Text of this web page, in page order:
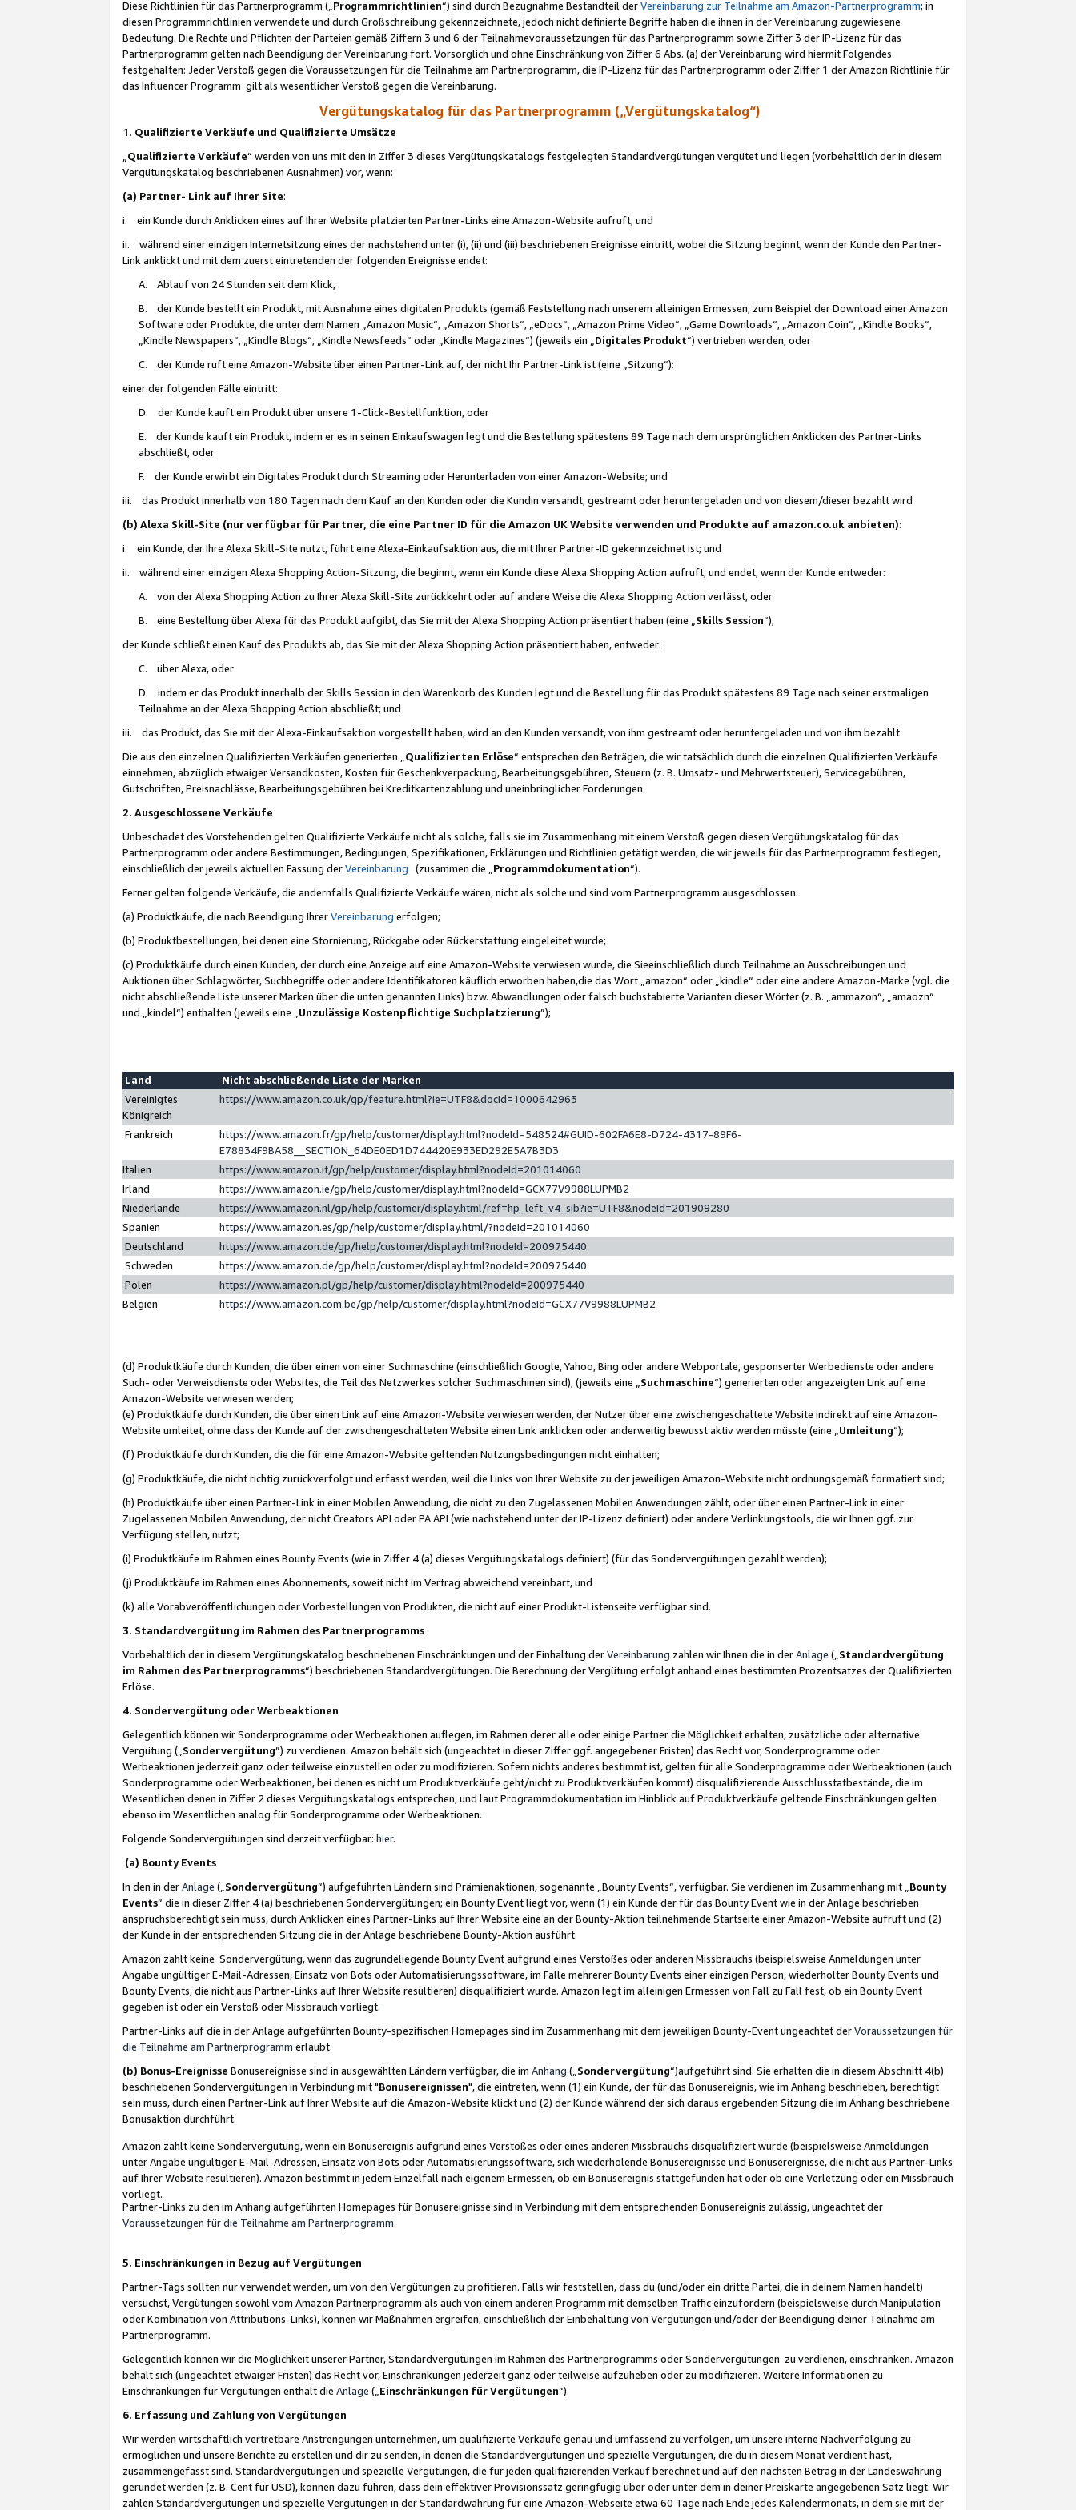
Diese Richtlinien für das Partnerprogramm („Programmrichtlinien“) sind durch Bezugnahme Bestandteil derVereinbarung zur Teilnahme am Amazon-Partnerprogramm; in
diesen Programmrichtlinien verwendete und durch Großschreibung gekennzeichnete, jedoch nicht definierte Begriffe haben die ihnen in der Vereinbarung zugewiesene
Bedeutung. Die Rechte und Pflichten der Parteien gemäß Ziffern 3 und 6 der Teilnahmevoraussetzungen für das Partnerprogramm sowie Ziffer 3 der IP-Lizenz für das
Partnerprogramm gelten nach Beendigung der Vereinbarung fort. Vorsorglich und ohne Einschränkung von Ziffer 6 Abs. (a) der Vereinbarung wird hiermit Folgendes
festgehalten: Jeder Verstoß gegen die Voraussetzungen für die Teilnahme am Partnerprogramm, die IP-Lizenz für das Partnerprogramm oder Ziffer 1 der Amazon Richtlinie für
das Influencer Programm gilt als wesentlicher Verstoß gegen die Vereinbarung.
Vergütungskatalog für das Partnerprogramm („Vergütungskatalog“)
1. Qualifizierte Verkäufe und Qualifizierte Umsätze
Qualifizierte Verkäufe“ werden von uns mit den in Ziffer 3 dieses Vergütungskatalogs festgelegten Standardvergütungen vergütet und liegen (vorbehaltlich der in diesem
Vergütungskatalog beschriebenen Ausnahmen) vor, wenn:
(a) Partner- Link auf Ihrer Site:
i. ein Kunde durch Anklicken eines auf Ihrer Website platzierten Partner-Links eine Amazon-Website aufruft; und
ii. während einer einzigen Internetsitzung eines der nachstehend unter (i), (ii) und (iii) beschriebenen Ereignisse eintritt, wobei die Sitzung beginnt, wenn der Kunde den Partner-
Link anklickt und mit dem zuerst eintretenden der folgenden Ereignisse endet:
A. Ablauf von 24 Stunden seit dem Klick,
B. der Kunde bestellt ein Produkt, mit Ausnahme eines digitalen Produkts (gemäß Feststellung nach unserem alleinigen Ermessen, zum Beispiel der Download einer Amazon
Software oder Produkte, die unter dem Namen „Amazon Music“, „Amazon Shorts“, „eDocs“, „Amazon Prime Video“, „Game Downloads“, „Amazon Coin“, „Kindle Books“,
„Kindle Newspapers“, „Kindle Blogs“, „Kindle Newsfeeds“ oder „Kindle Magazines“) (jeweils ein „ Digitales Produkt“) vertrieben werden, oder
C. der Kunde ruft eine Amazon-Website über einen Partner-Link auf, der nicht Ihr Partner-Link ist (eine „Sitzung“):
einer der folgenden Fälle eintritt:
D. der Kunde kauft ein Produkt über unsere 1-Click-Bestellfunktion, oder
E. der Kunde kauft ein Produkt, indem er es in seinen Einkaufswagen legt und die Bestellung spätestens 89 Tage nach dem ursprünglichen Anklicken des Partner-Links
abschließt, oder
F. der Kunde erwirbt ein Digitales Produkt durch Streaming oder Herunterladen von einer Amazon-Website; und
iii. das Produkt innerhalb von 180 Tagen nach dem Kauf an den Kunden oder die Kundin versandt, gestreamt oder heruntergeladen und von diesem/dieser bezahlt wird
(b) Alexa Skill-Site (nur verfügbar für Partner, die eine Partner ID für die Amazon UK Website verwenden und Produkte auf amazon.co.uk anbieten):
i. ein Kunde, der Ihre Alexa Skill-Site nutzt, führt eine Alexa-Einkaufsaktion aus, die mit Ihrer Partner-ID gekennzeichnet ist; und
ii. während einer einzigen Alexa Shopping Action-Sitzung, die beginnt, wenn ein Kunde diese Alexa Shopping Action aufruft, und endet, wenn der Kunde entweder:
A. von der Alexa Shopping Action zu Ihrer Alexa Skill-Site zurückkehrt oder auf andere Weise die Alexa Shopping Action verlässt, oder
B. eine Bestellung über Alexa für das Produkt aufgibt, das Sie mit der Alexa Shopping Action präsentiert haben (eine „ Skills Session“),
der Kunde schließt einen Kauf des Produkts ab, das Sie mit der Alexa Shopping Action präsentiert haben, entweder:
C. über Alexa, oder
D. indem er das Produkt innerhalb der Skills Session in den Warenkorb des Kunden legt und die Bestellung für das Produkt spätestens 89 Tage nach seiner erstmaligen
Teilnahme an der Alexa Shopping Action abschließt; und
iii. das Produkt, das Sie mit der Alexa-Einkaufsaktion vorgestellt haben, wird an den Kunden versandt, von ihm gestreamt oder heruntergeladen und von ihm bezahlt.
Die aus den einzelnen Qualifizierten Verkäufen generierten „ Qualifizierten Erlöse“ entsprechen den Beträgen, die wir tatsächlich durch die einzelnen Qualifizierten Verkäufe
einnehmen, abzüglich etwaiger Versandkosten, Kosten für Geschenkverpackung, Bearbeitungsgebühren, Steuern (z. B. Umsatz- und Mehrwertsteuer), Servicegebühren,
Gutschriften, Preisnachlässe, Bearbeitungsgebühren bei Kreditkartenzahlung und uneinbringlicher Forderungen.
2. Ausgeschlossene Verkäufe
Unbeschadet des Vorstehenden gelten Qualifizierte Verkäufe nicht als solche, falls sie im Zusammenhang mit einem Verstoß gegen diesen Vergütungskatalog für das
Partnerprogramm oder andere Bestimmungen, Bedingungen, Spezifikationen, Erklärungen und Richtlinien getätigt werden, die wir jeweils für das Partnerprogramm festlegen,
einschließlich der jeweils aktuellen Fassung derVereinbarung (zusammen die „ Programmdokumentation“).
Ferner gelten folgende Verkäufe, die andernfalls Qualifizierte Verkäufe wären, nicht als solche und sind vom Partnerprogramm ausgeschlossen:
(a) Produktkäufe, die nach Beendigung IhrerVereinbarung erfolgen;
(b) Produktbestellungen, bei denen eine Stornierung, Rückgabe oder Rückerstattung eingeleitet wurde;
(c) Produktkäufe durch einen Kunden, der durch eine Anzeige auf eine Amazon-Website verwiesen wurde, die Sieeinschließlich durch Teilnahme an Ausschreibungen und
Auktionen über Schlagwörter, Suchbegriffe oder andere Identifikatoren käuflich erworben haben,die das Wort „amazon“ oder „kindle“ oder eine andere Amazon-Marke (vgl. die
nicht abschließende Liste unserer Marken über die unten genannten Links) bzw. Abwandlungen oder falsch buchstabierte Varianten dieser Wörter (z. B. „ammazon“, „amaozn“
und „kindel“) enthalten (jeweils eine „ Unzulässige Kostenpflichtige Suchplatzierung”);
Land
Nicht abschließende Liste der Marken
Vereinigtes
Königreich
https://www.amazon.co.uk/gp/feature.html?ie=UTF8&docId=1000642963
Frankreich
https://www.amazon.fr/gp/help/customer/display.html?nodeId=548524#GUID-602FA6E8-D724-4317-89F6-
E78834F9BA58__SECTION_64DE0ED1D744420E933ED292E5A7B3D3
Italien
https://www.amazon.it/gp/help/customer/display.html?nodeId=201014060
Irland
https://www.amazon.ie/gp/help/customer/display.html?nodeId=GCX77V9988LUPMB2
Niederlande
https://www.amazon.nl/gp/help/customer/display.html/ref=hp_left_v4_sib?ie=UTF8&nodeId=201909280
Spanien
https://www.amazon.es/gp/help/customer/display.html/?nodeId=201014060
Deutschland
https://www.amazon.de/gp/help/customer/display.html?nodeId=200975440
Schweden
https://www.amazon.de/gp/help/customer/display.html?nodeId=200975440
Polen
https://www.amazon.pl/gp/help/customer/display.html?nodeId=200975440
Belgien
https://www.amazon.com.be/gp/help/customer/display.html?nodeId=GCX77V9988LUPMB2
(d) Produktkäufe durch Kunden, die über einen von einer Suchmaschine (einschließlich Google, Yahoo, Bing oder andere Webportale, gesponserter Werbedienste oder andere
Such- oder Verweisdienste oder Websites, die Teil des Netzwerkes solcher Suchmaschinen sind), (jeweils eine „ Suchmaschine“) generierten oder angezeigten Link auf eine
Amazon-Website verwiesen werden;
(e) Produktkäufe durch Kunden, die über einen Link auf eine Amazon-Website verwiesen werden, der Nutzer über eine zwischengeschaltete Website indirekt auf eine Amazon-
Website umleitet, ohne dass der Kunde auf der zwischengeschalteten Website einen Link anklicken oder anderweitig bewusst aktiv werden müsste (eine „ Umleitung“);
(f) Produktkäufe durch Kunden, die die für eine Amazon-Website geltenden Nutzungsbedingungen nicht einhalten;
(g) Produktkäufe, die nicht richtig zurückverfolgt und erfasst werden, weil die Links von Ihrer Website zu der jeweiligen Amazon-Website nicht ordnungsgemäß formatiert sind;
(h) Produktkäufe über einen Partner-Link in einer Mobilen Anwendung, die nicht zu den Zugelassenen Mobilen Anwendungen zählt, oder über einen Partner-Link in einer
Zugelassenen Mobilen Anwendung, der nicht Creators API oder PA API (wie nachstehend unter der IP-Lizenz definiert) oder andere Verlinkungstools, die wir Ihnen ggf. zur
Verfügung stellen, nutzt;
(i) Produktkäufe im Rahmen eines Bounty Events (wie in Ziffer 4 (a) dieses Vergütungskatalogs definiert) (für das Sondervergütungen gezahlt werden);
(j) Produktkäufe im Rahmen eines Abonnements, soweit nicht im Vertrag abweichend vereinbart, und
(k) alle Vorabveröffentlichungen oder Vorbestellungen von Produkten, die nicht auf einer Produkt-Listenseite verfügbar sind.
3. Standardvergütung im Rahmen des Partnerprogramms
Vorbehaltlich der in diesem Vergütungskatalog beschriebenen Einschränkungen und der Einhaltung derVereinbarung zahlen wir Ihnen die in derAnlage („ Standardvergütung
im Rahmen des Partnerprogramms“) beschriebenen Standardvergütungen. Die Berechnung der Vergütung erfolgt anhand eines bestimmten Prozentsatzes der Qualifizierten
Erlöse.
4. Sondervergütung oder Werbeaktionen
Gelegentlich können wir Sonderprogramme oder Werbeaktionen auflegen, im Rahmen derer alle oder einige Partner die Möglichkeit erhalten, zusätzliche oder alternative
Vergütung („ Sondervergütung”) zu verdienen. Amazon behält sich (ungeachtet in dieser Ziffer ggf. angegebener Fristen) das Recht vor, Sonderprogramme oder
Werbeaktionen jederzeit ganz oder teilweise einzustellen oder zu modifizieren. Sofern nichts anderes bestimmt ist, gelten für alle Sonderprogramme oder Werbeaktionen (auch
Sonderprogramme oder Werbeaktionen, bei denen es nicht um Produktverkäufe geht/nicht zu Produktverkäufen kommt) disqualifizierende Ausschlusstatbestände, die im
Wesentlichen denen in Ziffer 2 dieses Vergütungskatalogs entsprechen, und laut Programmdokumentation im Hinblick auf Produktverkäufe geltende Einschränkungen gelten
ebenso im Wesentlichen analog für Sonderprogramme oder Werbeaktionen.
Folgende Sondervergütungen sind derzeit verfügbar: hier.
(a) Bounty Events
In den in derAnlage („ Sondervergütung“) aufgeführten Ländern sind Prämienaktionen, sogenannte „Bounty Events“, verfügbar. Sie verdienen im Zusammenhang mit „ Bounty
Events“ die in dieser Ziffer 4 (a) beschriebenen Sondervergütungen; ein Bounty Event liegt vor, wenn (1) ein Kunde der für das Bounty Event wie in der Anlage beschrieben
anspruchsberechtigt sein muss, durch Anklicken eines Partner-Links auf Ihrer Website eine an der Bounty-Aktion teilnehmende Startseite einer Amazon-Website aufruft und (2)
der Kunde in der entsprechenden Sitzung die in der Anlage beschriebene Bounty-Aktion ausführt.
Amazon zahlt keine Sondervergütung, wenn das zugrundeliegende Bounty Event aufgrund eines Verstoßes oder anderen Missbrauchs (beispielsweise Anmeldungen unter
Angabe ungültiger E-Mail-Adressen, Einsatz von Bots oder Automatisierungssoftware, im Falle mehrerer Bounty Events einer einzigen Person, wiederholter Bounty Events und
Bounty Events, die nicht aus Partner-Links auf Ihrer Website resultieren) disqualifiziert wurde. Amazon legt im alleinigen Ermessen von Fall zu Fall fest, ob ein Bounty Event
gegeben ist oder ein Verstoß oder Missbrauch vorliegt.
Partner-Links auf die in der Anlage aufgeführten Bounty-spezifischen Homepages sind im Zusammenhang mit dem jeweiligen Bounty-Event ungeachtet derVoraussetzungen für
die Teilnahme am Partnerprogramm erlaubt.
(b) Bonus-Ereignisse Bonusereignisse sind in ausgewählten Ländern verfügbar, die im Anhang („ Sondervergütung“)aufgeführt sind. Sie erhalten die in diesem Abschnitt 4(b)
beschriebenen Sondervergütungen in Verbindung mit "Bonusereignissen", die eintreten, wenn (1) ein Kunde, der für das Bonusereignis, wie im Anhang beschrieben, berechtigt
sein muss, durch einen Partner-Link auf Ihrer Website auf die Amazon-Website klickt und (2) der Kunde während der sich daraus ergebenden Sitzung die im Anhang beschriebene
Bonusaktion durchführt.
Amazon zahlt keine Sondervergütung, wenn ein Bonusereignis aufgrund eines Verstoßes oder eines anderen Missbrauchs disqualifiziert wurde (beispielsweise Anmeldungen
unter Angabe ungültiger E-Mail-Adressen, Einsatz von Bots oder Automatisierungssoftware, sich wiederholende Bonusereignisse und Bonusereignisse, die nicht aus Partner-Links
auf Ihrer Website resultieren). Amazon bestimmt in jedem Einzelfall nach eigenem Ermessen, ob ein Bonusereignis stattgefunden hat oder ob eine Verletzung oder ein Missbrauch
vorliegt.
Partner-Links zu den im Anhang aufgeführten Homepages für Bonusereignisse sind in Verbindung mit dem entsprechenden Bonusereignis zulässig, ungeachtet der
Voraussetzungen für die Teilnahme am Partnerprogramm.
5. Einschränkungen in Bezug auf Vergütungen
Partner-Tags sollten nur verwendet werden, um von den Vergütungen zu profitieren. Falls wir feststellen, dass du (und/oder ein dritte Partei, die in deinem Namen handelt)
versuchst, Vergütungen sowohl vom Amazon Partnerprogramm als auch von einem anderen Programm mit demselben Traffic einzufordern (beispielsweise durch Manipulation
oder Kombination von Attributions-Links), können wir Maßnahmen ergreifen, einschließlich der Einbehaltung von Vergütungen und/oder der Beendigung deiner Teilnahme am
Partnerprogramm.
Gelegentlich können wir die Möglichkeit unserer Partner, Standardvergütungen im Rahmen des Partnerprogramms oder Sondervergütungen zu verdienen, einschränken. Amazon
behält sich (ungeachtet etwaiger Fristen) das Recht vor, Einschränkungen jederzeit ganz oder teilweise aufzuheben oder zu modifizieren. Weitere Informationen zu
Einschränkungen für Vergütungen enthält die Anlage („ Einschränkungen für Vergütungen“).
6. Erfassung und Zahlung von Vergütungen
Wir werden wirtschaftlich vertretbare Anstrengungen unternehmen, um qualifizierte Verkäufe genau und umfassend zu verfolgen, um unsere interne Nachverfolgung zu
ermöglichen und unsere Berichte zu erstellen und dir zu senden, in denen die Standardvergütungen und spezielle Vergütungen, die du in diesem Monat verdient hast,
zusammengefasst sind. Standardvergütungen und spezielle Vergütungen, die für jeden qualifizierenden Verkauf berechnet und auf den nächsten Betrag in der Landeswährung
gerundet werden (z. B. Cent für USD), können dazu führen, dass dein effektiver Provisionssatz geringfügig über oder unter dem in deiner Preiskarte angegebenen Satz liegt. Wir
zahlen Standardvergütungen und spezielle Vergütungen in der Standardwährung für eine Amazon-Webseite etwa 60 Tage nach Ende jedes Kalendermonats, in dem sie mit der